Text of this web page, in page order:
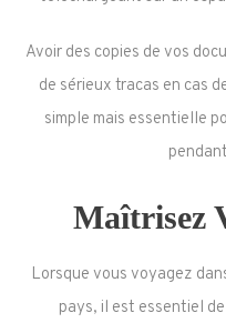
Avoir des copies de vos
de sérieux tracas en cas
simple mais essentielle
Maîtrisez
Lorsque vous voyagez
pays, il est essentiel